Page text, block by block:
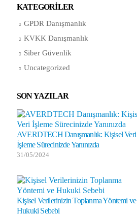
KATEGORILER
GPDR Danışmanlık
KVKK Danışmanlık
Siber Güvenlik
Uncategorized
SON YAZILAR
AVERDTECH Danışmanlık: Kişisel Veri
İşleme Sürecinizde Yanınızda
31/05/2024
Kişisel Verilerinizin Toplanma Yöntemi ve
Hukuki Sebebi